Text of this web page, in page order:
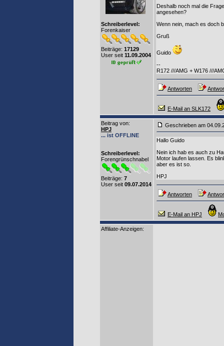
Schreiberlevel:
Forenkaiser
Beiträge: 17129
User seit 11.09.2004
Deshalb noch mal die
angesehen?
Wenn nein, mach es doch
Gruß
Guido
--
R172 ///AMG + W176 ///
Antworten
E-Mail an SLK172
Beitrag von:
HPJ
... ist OFFLINE
Schreiberlevel:
Forengrünschnabel
Beiträge: 7
User seit 09.07.2014
Geschrieben am
Hallo Guido
Nein ich hab es auch zu
Motor laufen lassen. Es
aber es ist so.
HPJ
Antworten
E-Mail an HPJ
Affiliate-Anzeigen: